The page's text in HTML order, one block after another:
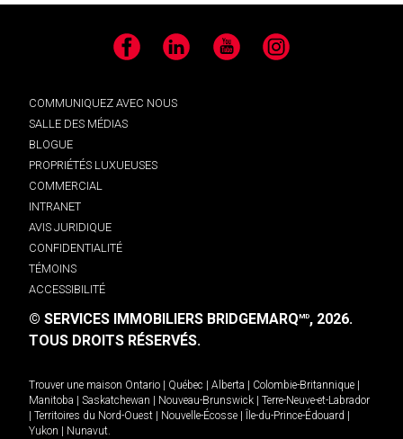
Facebook LinkedIn YouTube Instagram
COMMUNIQUEZ AVEC NOUS
SALLE DES MÉDIAS
BLOGUE
PROPRIÉTÉS LUXUEUSES
COMMERCIAL
INTRANET
AVIS JURIDIQUE
CONFIDENTIALITÉ
TÉMOINS
ACCESSIBILITÉ
© SERVICES IMMOBILIERS BRIDGEMARQMD, 2026.
TOUS DROITS RÉSERVÉS.
Trouver une maison Ontario Québec Alberta Colombie-Britannique
Manitoba
Saskatchewan Nouveau-Brunswick
Terre-Neuve-et-Labrador
Territoires du Nord-Ouest Nouvelle-Écosse Île-du-Prince-Édouard
Yukon
Nunavut.